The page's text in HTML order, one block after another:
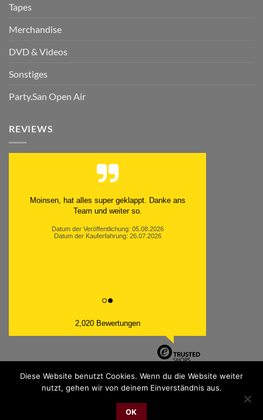
Tapes
Merchandise
DVD & Videos
Sonstiges
Party.San Open Air
REVIEWS
Moinsen, hat alles super geklappt. Danke ans
Team und weiter so.
Datum der Veröffentlichung: 05.08.2026
Datum der Kauferfahrung: 26.07.2026
2,020 Bewertungen
Diese Website benutzt Cookies. Wenn du die Website weiter
nutzt, gehen wir von deinem Einverständnis aus.
OK